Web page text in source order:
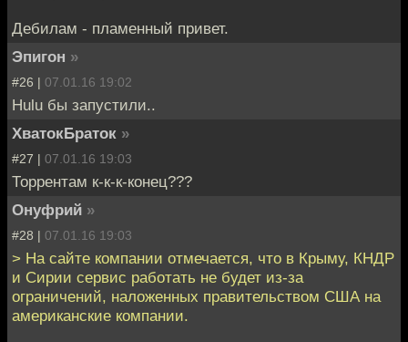
Дебилам - пламенный привет.
Эпигон »
#26 | 07.01.16 19:02
Hulu бы запустили..
ХватокБраток »
#27 | 07.01.16 19:03
Торрентам к-к-к-конец???
Онуфрий »
#28 | 07.01.16 19:03
> На сайте компании отмечается, что в Крыму, КНДР
и Сирии сервис работать не будет из-за
ограничений, наложенных правительством США на
американские компании.